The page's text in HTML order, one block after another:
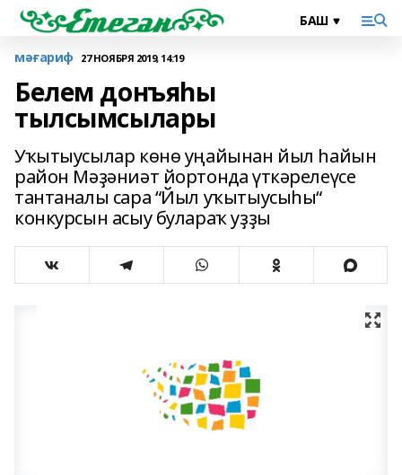
мәғариф 27 НОЯБРЯ 2019, 14:19
Белем донъяһы
тылсымсылары
Уҡытыусылар көнө уңайынан йыл һайын
район Мәҙәниәт йортонда үткәрелеүсе
тантаналы сара “Йыл уҡытыусыһы“
конкурсын асыу булараҡ уҙҙы